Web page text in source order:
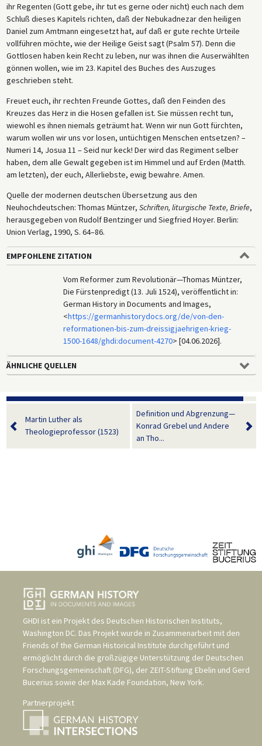
ihr Regenten (Gott gebe, ihr tut es gerne oder nicht) euch nach dem
Schluß dieses Kapitels richten, daß der Nebukadnezar den heiligen
Daniel zum Amtmann eingesetzt hat, auf daß er gute rechte Urteile
vollführen möchte, wie der Heilige Geist sagt (Psalm 57). Denn die
Gottlosen haben kein Recht zu leben, nur was ihnen die Auserwählten
gönnen wollen, wie im 23. Kapitel des Buches des Auszuges
geschrieben steht.
Freuet euch, ihr rechten Freunde Gottes, daß den Feinden des
Kreuzes das Herz in die Hosen gefallen ist. Sie müssen recht tun,
wiewohl es ihnen niemals geträumt hat. Wenn wir nun Gott fürchten,
warum wollen wir uns vor losen, untüchtigen Menschen entsetzen? –
Numeri 14, Josua 11 – Seid nur keck! Der wird das Regiment selber
haben, dem alle Gewalt gegeben ist im Himmel und auf Erden (Matth.
am letzten), der euch, Allerliebste, ewig bewahre. Amen.
Quelle der modernen deutschen Übersetzung aus den
Neuhochdeutschen: Thomas Müntzer, Schriften, liturgische Texte, Briefe,
herausgegeben von Rudolf Bentzinger und Siegfried Hoyer. Berlin:
Union Verlag, 1990, S. 64–86.
EMPFOHLENE ZITATION
Vom Reformer zum Revolutionär—Thomas Müntzer,
Die Fürstenpredigt (13. Juli 1524), veröffentlicht in:
German History in Documents and Images,
<https://germanhistorydocs.org/de/von-den-
reformationen-bis-zum-dreissigjaehrigen-krieg-
1500-1648/ghdi:document-4270> [04.06.2026].
ÄHNLICHE QUELLEN
Martin Luther als
Theologieprofessor (1523)
Definition und Abgrenzung—
Konrad Grebel und Andere
an Tho...
GHDI ist ein Projekt des Deutschen Historischen Instituts,
Washington DC. Das Projekt wurde in Zusammenarbeit mit den
Friends of the German Historical Institute durchgeführt und
ermöglicht durch die großzügige Unterstützung der Deutschen
Forschungsgemeinschaft (DFG), der ZEIT-Stiftung Ebelin und Gerd
Bucerius sowie der Max Kade Foundation, New York.
Partnerprojekt